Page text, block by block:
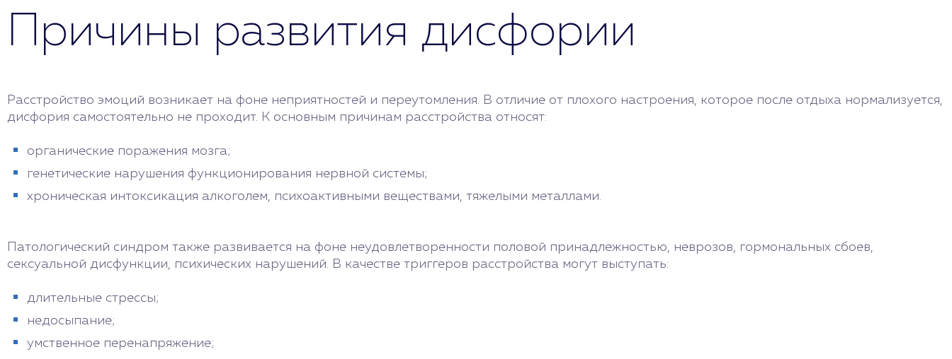
Причины развития дисфории
Расстройство эмоций возникает на фоне неприятностей и переутомления. В отличие от плохого настроения, которое после отдыха нормализуется,
дисфория самостоятельно не проходит. К основным причинам расстройства относят:
органические поражения мозга;
генетические нарушения функционирования нервной системы;
хроническая интоксикация алкоголем, психоактивными веществами, тяжелыми металлами.
Патологический синдром также развивается на фоне неудовлетворенности половой принадлежностью, неврозов, гормональных сбоев,
сексуальной дисфункции, психических нарушений. В качестве триггеров расстройства могут выступать:
длительные стрессы;
недосыпание;
умственное перенапряжение;